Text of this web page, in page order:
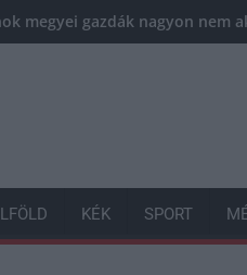
megyei gazdák nagyon nem
KÉK SPORT